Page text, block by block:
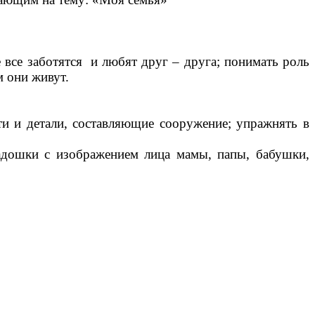
заботятся и любят друг – друга; понимать роль
они живут.
и детали, составляющие сооружение; упражнять в
с изображением лица мамы, папы, бабушки,